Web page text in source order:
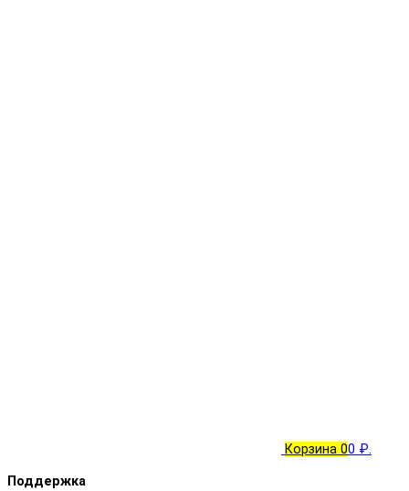
Корзина 00 ₽.
Поддержка